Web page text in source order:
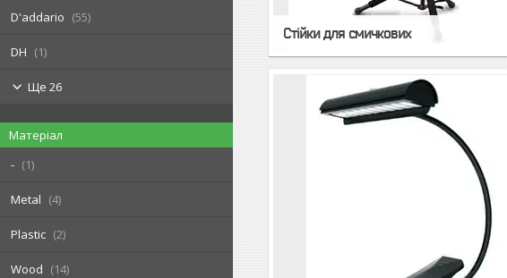
D'addario 55
DH 1
Ще 26
Матеріал
-
1
Metal 4
Plastic 2
Wood 14
Стійки для смичкових